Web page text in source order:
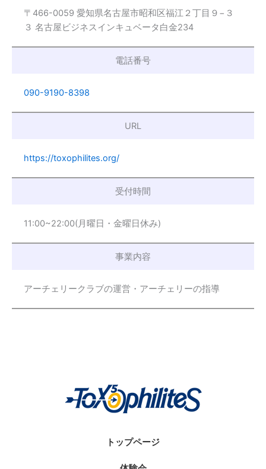
〒466-0059 愛知県名古屋市昭和区福江２丁目９−３
３ 名古屋ビジネスインキュベータ白金234
電話番号
090-9190-8398
URL
https://toxophilites.org/
受付時間
11:00~22:00(月曜日・金曜日休み)
事業内容
アーチェリークラブの運営・アーチェリーの指導
トップページ